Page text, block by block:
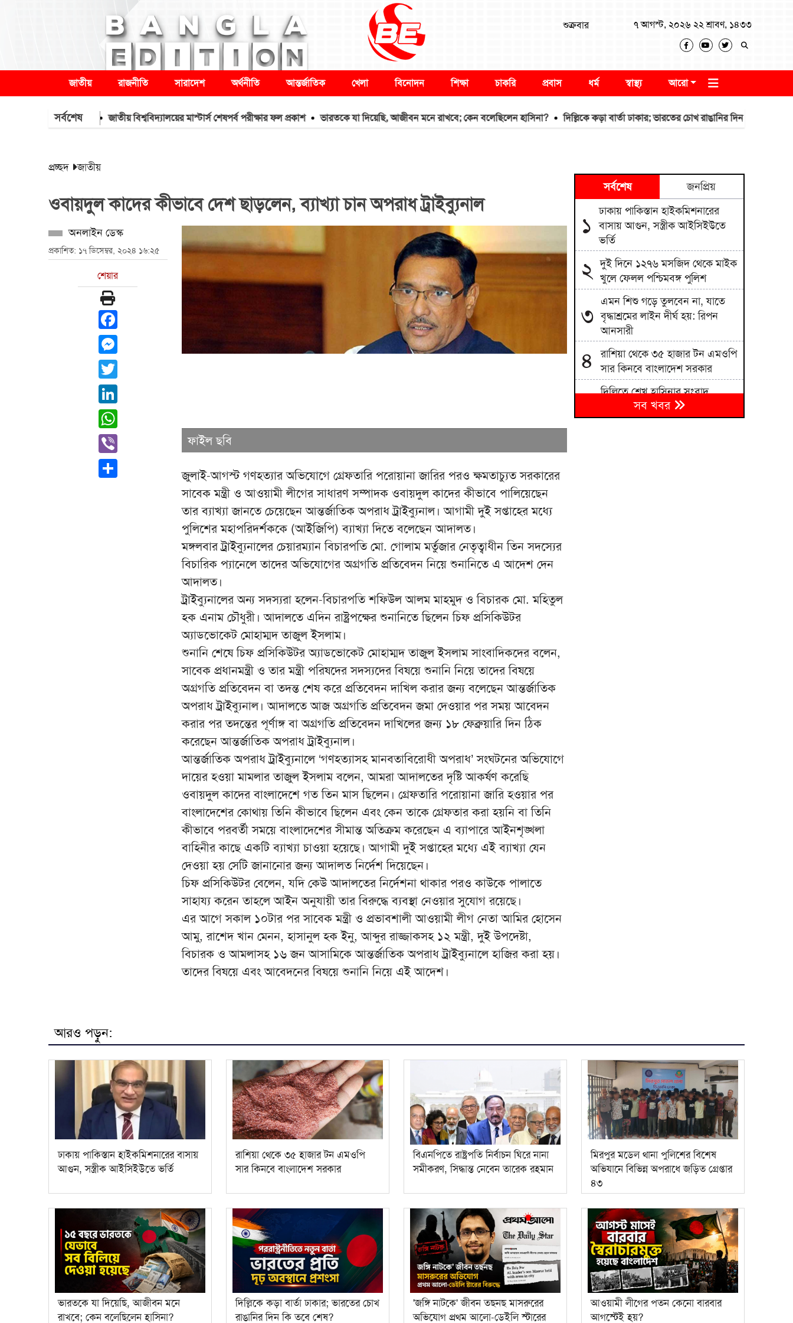
শুক্রবার ৭ আগস্ট, ২০২৬ ২২ শ্রাবণ, ১৪৩৩
জাতীয় রাজনীতি সারাদেশ অর্থনীতি আন্তর্জাতিক খেলা বিনোদন শিক্ষা চাকরি প্রবাস ধর্ম স্বাস্থ্য আরো
সর্বশেষ
তারেক রহমান জাতীয় বিশ্ববিদ্যালয়ের মাস্টার্স শেষপর্ব পরীক্ষার ফল প্রকাশ ভারতকে যা দিয়েছি, আজীবন মনে রাখবে; কেন বলেছিলেন হাসিনা? দিল্লিকে কড়া বার্তা ঢাকার; ভারতের চোখ রাঙানির দিন কি তবে শেষ?
প্রচ্ছদ জাতীয়
ওবায়দুল কাদের কীভাবে দেশ ছাড়লেন, ব্যাখ্যা চান অপরাধ ট্রাইব্যুনাল
অনলাইন ডেস্ক
প্রকাশিত: ১৭ ডিসেম্বর, ২০২৪ ১৬:২৫
শেয়ার
Facebook
Messenger
Twitter
LinkedIn
WhatsApp
Viber
Share
ফাইল ছবি
জুলাই-আগস্ট গণহত্যার অভিযোগে গ্রেফতারি পরোয়ানা জারির পরও ক্ষমতাচ্যুত সরকারের
সাবেক মন্ত্রী ও আওয়ামী লীগের সাধারণ সম্পাদক ওবায়দুল কাদের কীভাবে পালিয়েছেন
তার ব্যাখ্যা জানতে চেয়েছেন আন্তর্জাতিক অপরাধ ট্রাইব্যুনাল। আগামী দুই সপ্তাহের মধ্যে
পুলিশের মহাপরিদর্শককে (আইজিপি) ব্যাখ্যা দিতে বলেছেন আদালত।
মঙ্গলবার ট্রাইব্যুনালের চেয়ারম্যান বিচারপতি মো. গোলাম মর্তুজার নেতৃত্বাধীন তিন সদস্যের
বিচারিক প্যানেলে তাদের অভিযোগের অগ্রগতি প্রতিবেদন নিয়ে শুনানিতে এ আদেশ দেন
আদালত।
ট্রাইব্যুনালের অন্য সদস্যরা হলেন-বিচারপতি শফিউল আলম মাহমুদ ও বিচারক মো. মহিতুল
হক এনাম চৌধুরী। আদালতে এদিন রাষ্ট্রপক্ষের শুনানিতে ছিলেন চিফ প্রসিকিউটর
অ্যাডভোকেট মোহাম্মদ তাজুল ইসলাম।
শুনানি শেষে চিফ প্রসিকিউটর অ্যাডভোকেট মোহাম্মদ তাজুল ইসলাম সাংবাদিকদের বলেন,
সাবেক প্রধানমন্ত্রী ও তার মন্ত্রী পরিষদের সদস্যদের বিষয়ে শুনানি নিয়ে তাদের বিষয়ে
অগ্রগতি প্রতিবেদন বা তদন্ত শেষ করে প্রতিবেদন দাখিল করার জন্য বলেছেন আন্তর্জাতিক
অপরাধ ট্রাইব্যুনাল। আদালতে আজ অগ্রগতি প্রতিবেদন জমা দেওয়ার পর সময় আবেদন
করার পর তদন্তের পূর্ণাঙ্গ বা অগ্রগতি প্রতিবেদন দাখিলের জন্য ১৮ ফেব্রুয়ারি দিন ঠিক
করেছেন আন্তর্জাতিক অপরাধ ট্রাইব্যুনাল।
আন্তর্জাতিক অপরাধ ট্রাইব্যুনালে ‘গণহত্যাসহ মানবতাবিরোধী অপরাধ’ সংঘটনের অভিযোগে
দায়ের হওয়া মামলার তাজুল ইসলাম বলেন, আমরা আদালতের দৃষ্টি আকর্ষণ করেছি
ওবায়দুল কাদের বাংলাদেশে গত তিন মাস ছিলেন। গ্রেফতারি পরোয়ানা জারি হওয়ার পর
বাংলাদেশের কোথায় তিনি কীভাবে ছিলেন এবং কেন তাকে গ্রেফতার করা হয়নি বা তিনি
কীভাবে পরবর্তী সময়ে বাংলাদেশের সীমান্ত অতিক্রম করেছেন এ ব্যাপারে আইনশৃঙ্খলা
বাহিনীর কাছে একটি ব্যাখ্যা চাওয়া হয়েছে। আগামী দুই সপ্তাহের মধ্যে এই ব্যাখ্যা যেন
দেওয়া হয় সেটি জানানোর জন্য আদালত নির্দেশ দিয়েছেন।
চিফ প্রসিকিউটর বেলেন, যদি কেউ আদালতের নির্দেশনা থাকার পরও কাউকে পালাতে
সাহায্য করেন তাহলে আইন অনুযায়ী তার বিরুদ্ধে ব্যবস্থা নেওয়ার সুযোগ রয়েছে।
এর আগে সকাল ১০টার পর সাবেক মন্ত্রী ও প্রভাবশালী আওয়ামী লীগ নেতা আমির হোসেন
আমু, রাশেদ খান মেনন, হাসানুল হক ইনু, আব্দুর রাজ্জাকসহ ১২ মন্ত্রী, দুই উপদেষ্টা,
বিচারক ও আমলাসহ ১৬ জন আসামিকে আন্তর্জাতিক অপরাধ ট্রাইব্যুনালে হাজির করা হয়।
তাদের বিষয়ে এবং আবেদনের বিষয়ে শুনানি নিয়ে এই আদেশ।
সর্বশেষ জনপ্রিয়
১
ঢাকায় পাকিস্তান হাইকমিশনারের
বাসায় আগুন, সস্ত্রীক আইসিইউতে
ভর্তি
২ দুই দিনে ১২৭৬ মসজিদ থেকে মাইক
খুলে ফেলল পশ্চিমবঙ্গ পুলিশ
৩
এমন শিশু গড়ে তুলবেন না, যাতে
বৃদ্ধাশ্রমের লাইন দীর্ঘ হয়: রিপন
আনসারী
৪
রাশিয়া থেকে ৩৫ হাজার টন এমওপি
সার কিনবে বাংলাদেশ সরকার
দিল্লিতে শেখ হাসিনার সংবাদ
সম্মেলন দেশের সার্বভৌমত্বের প্রতি
হুমকি: এনসিপি
সব খবর
আরও পড়ুন:
ঢাকায় পাকিস্তান হাইকমিশনারের বাসায়
আগুন, সস্ত্রীক আইসিইউতে ভর্তি
রাশিয়া থেকে ৩৫ হাজার টন এমওপি
সার কিনবে বাংলাদেশ সরকার
বিএনপিতে রাষ্ট্রপতি নির্বাচন ঘিরে নানা
সমীকরণ, সিদ্ধান্ত নেবেন তারেক রহমান
মিরপুর মডেল থানা পুলিশের বিশেষ
অভিযানে বিভিন্ন অপরাধে জড়িত গ্রেপ্তার
৪৩
ভারতকে যা দিয়েছি, আজীবন মনে
রাখবে; কেন বলেছিলেন হাসিনা?
দিল্লিকে কড়া বার্তা ঢাকার; ভারতের চোখ
রাঙানির দিন কি তবে শেষ?
'জঙ্গি নাটকে' জীবন তছনছ মাসরুরের
অভিযোগ প্রথম আলো-ডেইলি স্টারের
আওয়ামী লীগের পতন কেনো বারবার
আগস্টেই হয়?